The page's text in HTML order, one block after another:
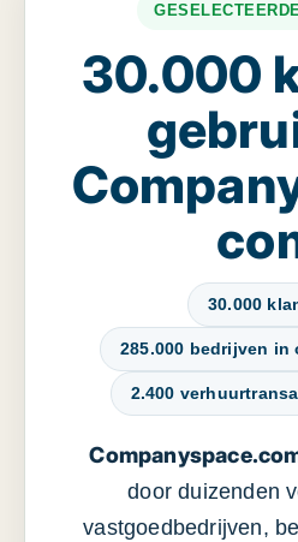
30.000
30.000
285.000 bedrijven in
2.400
door duizenden
vastgoedbedrijven,